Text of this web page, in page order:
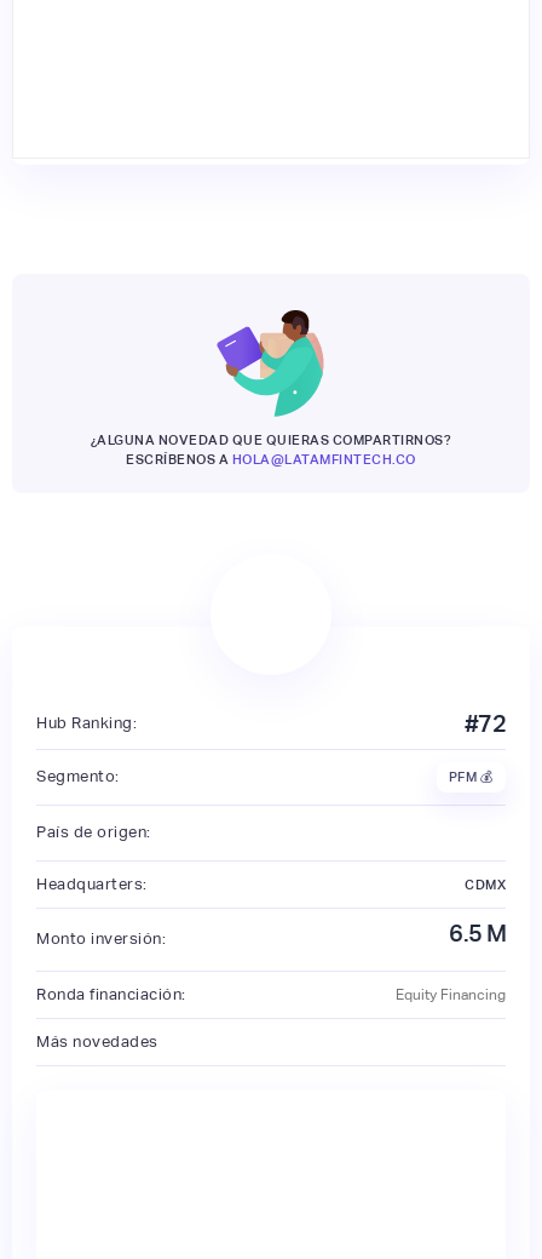
¿ALGUNA NOVEDAD QUE QUIERAS COMPARTIRNOS?
ESCRÍBENOS A HOLA@LATAMFINTECH.CO
Hub Ranking: #72
Segmento: PFM 💰
País de origen:
Headquarters: CDMX
Monto inversión: 6.5 M
Ronda financiación: Equity Financing
Más novedades